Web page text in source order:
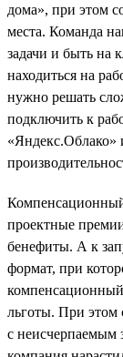
дома», при этом
места. Команда
задачи и быть на
находиться на
нужно решать
подключить к
проектные
бенефиты. А к
формат, при
льготы. При этом
с неисчерпаемым